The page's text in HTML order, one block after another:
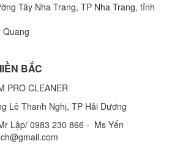
Tây Nha Trang, TP Nha Trang, tỉnh
BẮC
PRO CLEANER
Lê Thanh Nghị, TP Hải Dương
Lập/ 0983 230 866 - Ms Yến